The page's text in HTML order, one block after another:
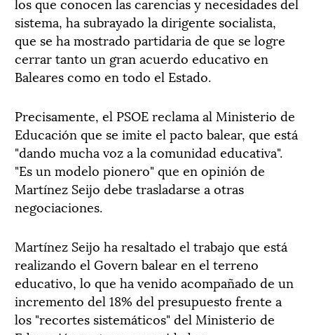
sistema, ha subrayado la dirigente socialista,
que se ha mostrado partidaria de que se logre
cerrar tanto un gran acuerdo educativo en
Baleares como en todo el Estado.
Precisamente, el PSOE reclama al Ministerio de
Educación que se imite el pacto balear, que está
"dando mucha voz a la comunidad educativa".
"Es un modelo pionero" que en opinión de
Martínez Seijo debe trasladarse a otras
negociaciones.
Martínez Seijo ha resaltado el trabajo que está
realizando el Govern balear en el terreno
educativo, lo que ha venido acompañado de un
incremento del 18% del presupuesto frente a
los "recortes sistemáticos" del Ministerio de